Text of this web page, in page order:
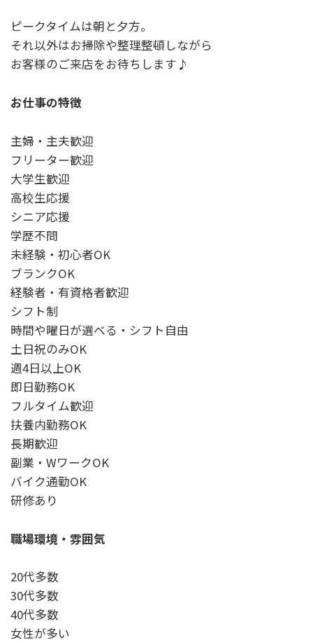
ピークタイムは朝と夕方。
それ以外はお掃除や整理整頓しながら
お客様のご来店をお待ちします♪
お仕事の特徴
主婦・主夫歓迎
フリーター歓迎
大学生歓迎
高校生応援
シニア応援
学歴不問
未経験・初心者OK
ブランクOK
経験者・有資格者歓迎
シフト制
時間や曜日が選べる・シフト自由
土日祝のみOK
週4日以上OK
即日勤務OK
フルタイム歓迎
扶養内勤務OK
長期歓迎
副業・WワークOK
バイク通勤OK
研修あり
職場環境・雰囲気
20代多数
30代多数
40代多数
女性が多い